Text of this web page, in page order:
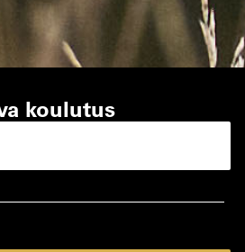
koulutus